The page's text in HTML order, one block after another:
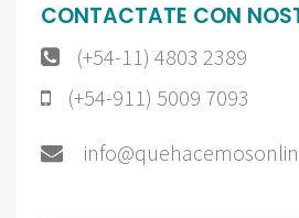
CONTACTATE CON
(+54-11) 4803 2389
(+54-911) 5009 7093